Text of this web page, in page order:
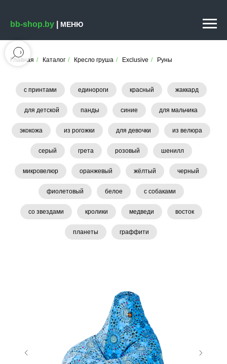
bb-shop.by МЕНЮ
Главная / Каталог / Кресло груша / Exclusive / Руны
с принтами единороги красный жаккард
для детской панды синие для мальчика
экокожа из рогожки для девочки из велюра
серый грета розовый шенилл
микровелюр оранжевый жёлтый черный
фиолетовый белое с собаками
со звездами кролики медведи восток
планеты граффити